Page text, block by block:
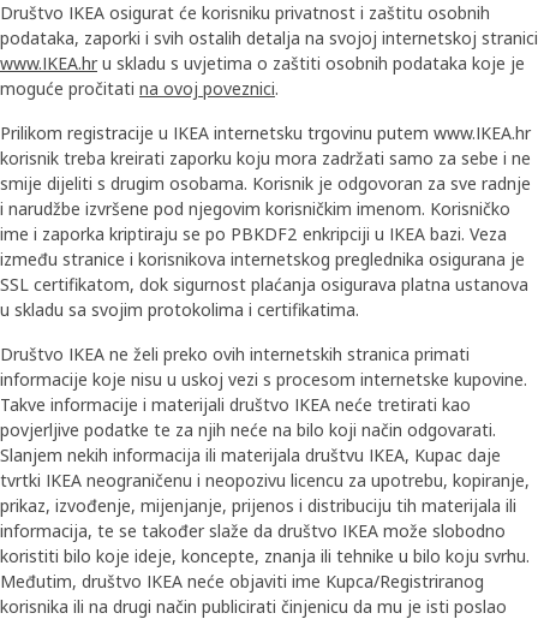
Društvo IKEA osigurat će korisniku privatnost i zaštitu osobnih
podataka, zaporki i svih ostalih detalja na svojoj internetskoj stranici
www.IKEA.hr u skladu s uvjetima o zaštiti osobnih podataka koje je
moguće pročitati na ovoj poveznici.
Prilikom registracije u IKEA internetsku trgovinu putem www.IKEA.hr
korisnik treba kreirati zaporku koju mora zadržati samo za sebe i ne
smije dijeliti s drugim osobama. Korisnik je odgovoran za sve radnje
i narudžbe izvršene pod njegovim korisničkim imenom. Korisničko
ime i zaporka kriptiraju se po PBKDF2 enkripciji u IKEA bazi. Veza
između stranice i korisnikova internetskog preglednika osigurana je
SSL certifikatom, dok sigurnost plaćanja osigurava platna ustanova
u skladu sa svojim protokolima i certifikatima.
Društvo IKEA ne želi preko ovih internetskih stranica primati
informacije koje nisu u uskoj vezi s procesom internetske kupovine.
Takve informacije i materijali društvo IKEA neće tretirati kao
povjerljive podatke te za njih neće na bilo koji način odgovarati.
Slanjem nekih informacija ili materijala društvu IKEA, Kupac daje
tvrtki IKEA neograničenu i neopozivu licencu za upotrebu, kopiranje,
prikaz, izvođenje, mijenjanje, prijenos i distribuciju tih materijala ili
informacija, te se također slaže da društvo IKEA može slobodno
koristiti bilo koje ideje, koncepte, znanja ili tehnike u bilo koju svrhu.
Međutim, društvo IKEA neće objaviti ime Kupca/Registriranog
korisnika ili na drugi način publicirati činjenicu da mu je isti poslao